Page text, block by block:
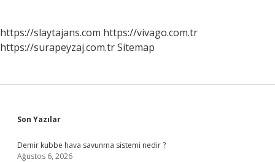
Mi
https://slaytajans.com https://vivago.com.tr
https://surapeyzaj.com.trSitemap
Sidebar
Son Yazılar
Demir kubbe hava savunma sistemi nedir ?
Ağustos 6, 2026